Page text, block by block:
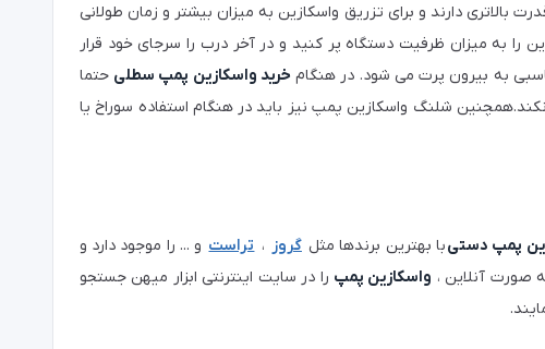
بالاتری دارند و برای تزریق واسکازین به میزان بیشتر و زمان طولانی
را به میزان ظرفیت دستگاه پر کنید و در آخر درب را سرجای خود قرار
به بیرون پرت می شود. در هنگام خرید واسکازین پمپ سطلی حتما
شلنگ واسکازین پمپ نیز باید در هنگام استفاده سوراخ یا
پمپ دستیبا بهترین برندها مثل گروز ، تراست و ... را موجود دارد و
صورت آنلاین ، واسکازین پمپ را در سایت اینترنتی ابزار میهن جستجو